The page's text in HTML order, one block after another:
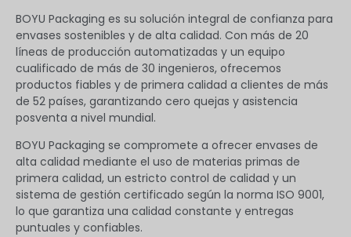
BOYU Packaging es su solución integral de confianza para
envases sostenibles y de alta calidad. Con más de 20
líneas de producción automatizadas y un equipo
cualificado de más de 30 ingenieros, ofrecemos
productos fiables y de primera calidad a clientes de más
de 52 países, garantizando cero quejas y asistencia
posventa a nivel mundial.
BOYU Packaging se compromete a ofrecer envases de
alta calidad mediante el uso de materias primas de
primera calidad, un estricto control de calidad y un
sistema de gestión certificado según la norma ISO 9001,
lo que garantiza una calidad constante y entregas
puntuales y confiables.